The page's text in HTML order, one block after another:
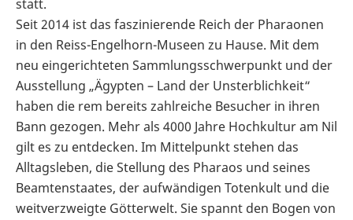
statt.
Seit 2014 ist das faszinierende Reich der Pharaonen
in den Reiss-Engelhorn-Museen zu Hause. Mit dem
neu eingerichteten Sammlungsschwerpunkt und der
Ausstellung „Ägypten – Land der Unsterblichkeit“
haben die rem bereits zahlreiche Besucher in ihren
Bann gezogen. Mehr als 4000 Jahre Hochkultur am Nil
gilt es zu entdecken. Im Mittelpunkt stehen das
Alltagsleben, die Stellung des Pharaos und seines
Beamtenstaates, der aufwändigen Totenkult und die
weitverzweigte Götterwelt. Sie spannt den Bogen von